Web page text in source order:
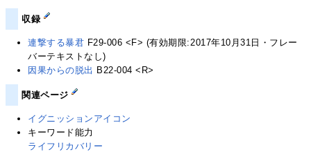
収録
連撃する暴君 F29-006 <F> (有効期限:2017年10月31日・フレー
バーテキストなし)
因果からの脱出 B22-004 <R>
関連ページ
イグニッションアイコン
キーワード能力
ライフリカバリー